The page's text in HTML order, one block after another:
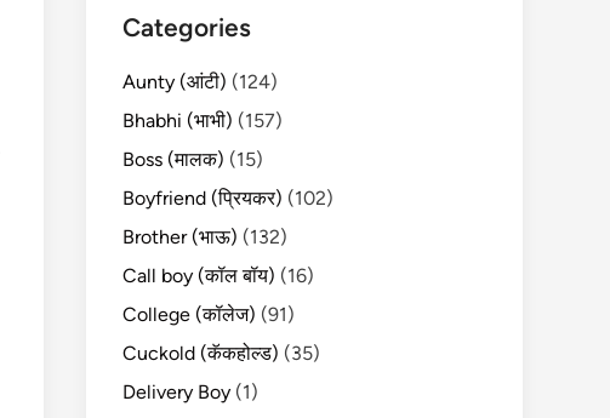
Categories
Aunty (आंटी) (124)
Bhabhi (भाभी) (157)
Boss (मालक) (15)
Boyfriend (प्रियकर) (102)
Brother (भाऊ) (132)
Call boy (कॉल बॉय) (16)
College (कॉलेज) (91)
Cuckold (कॅकहोल्ड) (35)
Delivery Boy (1)